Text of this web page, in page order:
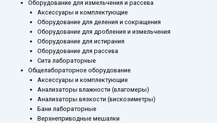
Оборудование для измельчения и рассева
Аксессуары и комплектующие
Оборудование для деления и сокращения
Оборудование для дробления и измельчения
Оборудование для истирания
Оборудование для рассева
Сита лабораторные
Общелабораторное оборудование
Аксессуары и комплектующие
Анализаторы влажности (влагомеры)
Анализаторы вязкости (вискозиметры)
Бани лабораторные
Верхнеприводные мешалки